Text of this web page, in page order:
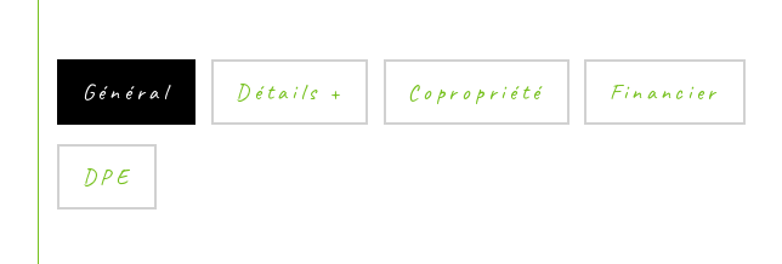
Général Détails + Copropriété Financier
DPE